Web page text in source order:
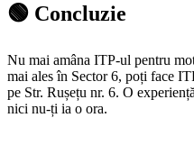
🟢 Concluzie
Nu mai amâna ITP-ul pentru
mai ales în Sector 6, poți face
pe Str. Rușețu nr. 6. O
nici nu-ți ia o ora.